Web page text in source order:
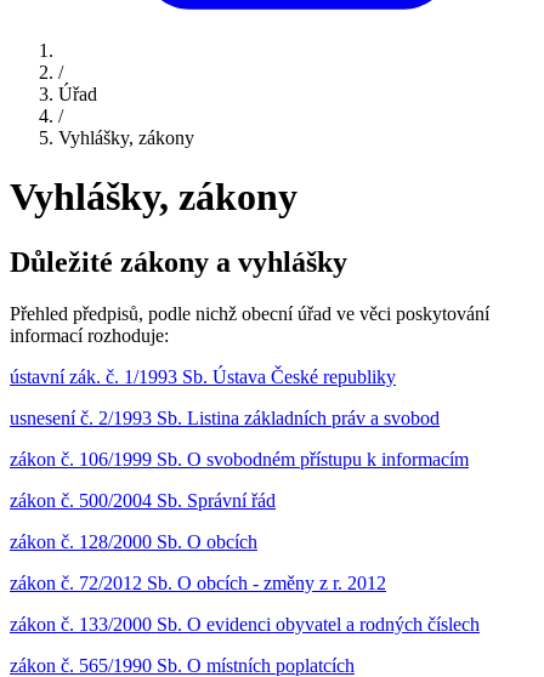
/
Úřad
/
Vyhlášky, zákony
Vyhlášky, zákony
Důležité zákony a vyhlášky
Přehled předpisů, podle nichž obecní úřad ve věci poskytování
informací rozhoduje:
ústavní zák. č. 1/1993 Sb. Ústava České republiky
usnesení č. 2/1993 Sb. Listina základních práv a svobod
zákon č. 106/1999 Sb. O svobodném přístupu k informacím
zákon č. 500/2004 Sb. Správní řád
zákon č. 128/2000 Sb. O obcích
zákon č. 72/2012 Sb. O obcích - změny z r. 2012
zákon č. 133/2000 Sb. O evidenci obyvatel a rodných číslech
zákon č. 565/1990 Sb. O místních poplatcích